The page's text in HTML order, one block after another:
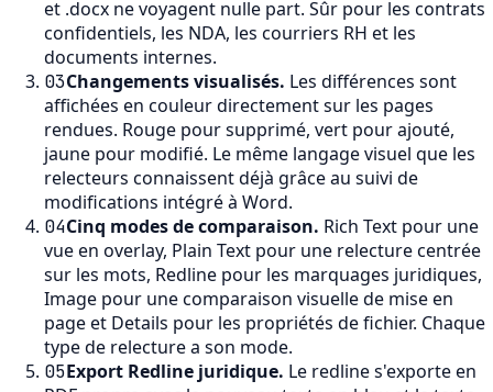
et .docx ne voyagent nulle part. Sûr pour les contrats
confidentiels, les NDA, les courriers RH et les
documents internes.
03Changements visualisés. Les différences sont
affichées en couleur directement sur les pages
rendues. Rouge pour supprimé, vert pour ajouté,
jaune pour modifié. Le même langage visuel que les
relecteurs connaissent déjà grâce au suivi de
modifications intégré à Word.
04Cinq modes de comparaison. Rich Text pour une
vue en overlay, Plain Text pour une relecture centrée
sur les mots, Redline pour les marquages juridiques,
Image pour une comparaison visuelle de mise en
page et Details pour les propriétés de fichier. Chaque
type de relecture a son mode.
05Export Redline juridique. Le redline s'exporte en